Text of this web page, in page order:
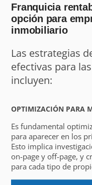
Franquicia
opción para
inmobiliario
Las estrategias
efectivas para
incluyen:
OPTIMIZACIÓN PARA
Es fundamental
para aparecer en los
Esto implica
on-page y off-page, y
para cada tipo de